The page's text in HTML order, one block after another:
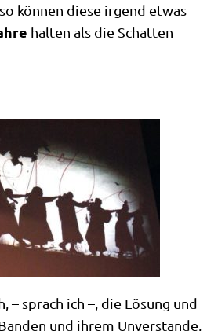
kön­nen die­se irgend etwas
hal­ten als die Schat­ten
– sprach ich –, die Lösung und
und ihrem Unver­stan­de,